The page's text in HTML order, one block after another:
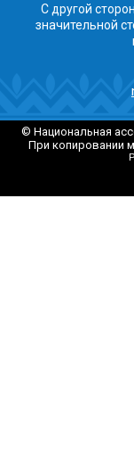
С другой
значительной
© Национальная
При копировании